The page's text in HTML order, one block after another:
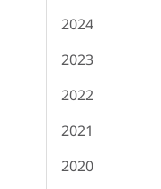
2024
2023
2022
2021
2020